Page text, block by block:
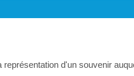
d'un souvenir